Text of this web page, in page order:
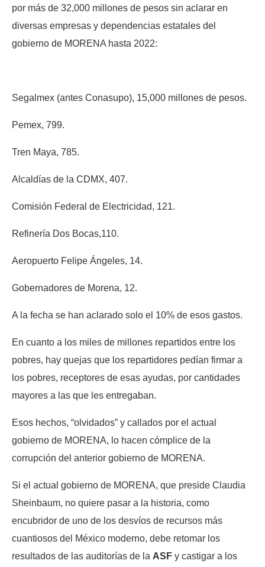
por más de 32,000 millones de pesos sin aclarar en
diversas empresas y dependencias estatales del
gobierno de MORENA hasta 2022:
Segalmex (antes Conasupo), 15,000 millones de pesos.
Pemex, 799.
Tren Maya, 785.
Alcaldías de la CDMX, 407.
Comisión Federal de Electricidad, 121.
Refinería Dos Bocas,110.
Aeropuerto Felipe Ángeles, 14.
Gobernadores de Morena, 12.
A la fecha se han aclarado solo el 10% de esos gastos.
En cuanto a los miles de millones repartidos entre los
pobres, hay quejas que los repartidores pedían firmar a
los pobres, receptores de esas ayudas, por cantidades
mayores a las que les entregaban.
Esos hechos, “olvidados” y callados por el actual
gobierno de MORENA, lo hacen cómplice de la
corrupción del anterior gobierno de MORENA.
Si el actual gobierno de MORENA, que preside Claudia
Sheinbaum, no quiere pasar a la historia, como
encubridor de uno de los desvíos de recursos más
cuantiosos del México moderno, debe retomar los
resultados de las auditorías de la ASF y castigar a los